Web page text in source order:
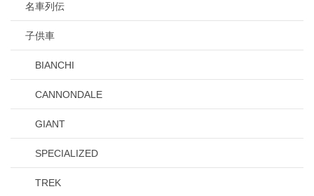
名車列伝
子供車
BIANCHI
CANNONDALE
GIANT
SPECIALIZED
TREK